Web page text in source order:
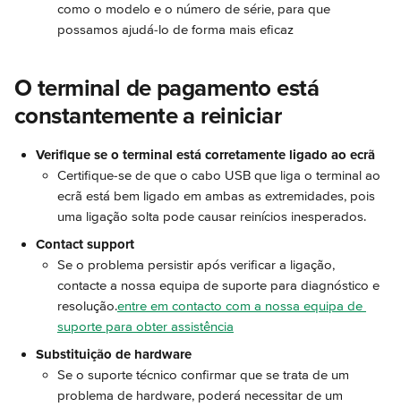
como o modelo e o número de série, para que
possamos ajudá-lo de forma mais eficaz
O terminal de pagamento está
constantemente a reiniciar
Verifique se o terminal está corretamente ligado ao ecrã
Certifique-se de que o cabo USB que liga o terminal ao
ecrã está bem ligado em ambas as extremidades, pois
uma ligação solta pode causar reinícios inesperados.
Contact support
Se o problema persistir após verificar a ligação,
contacte a nossa equipa de suporte para diagnóstico e
resolução.entre em contacto com a nossa equipa de
suporte para obter assistência
Substituição de hardware
Se o suporte técnico confirmar que se trata de um
problema de hardware, poderá necessitar de um